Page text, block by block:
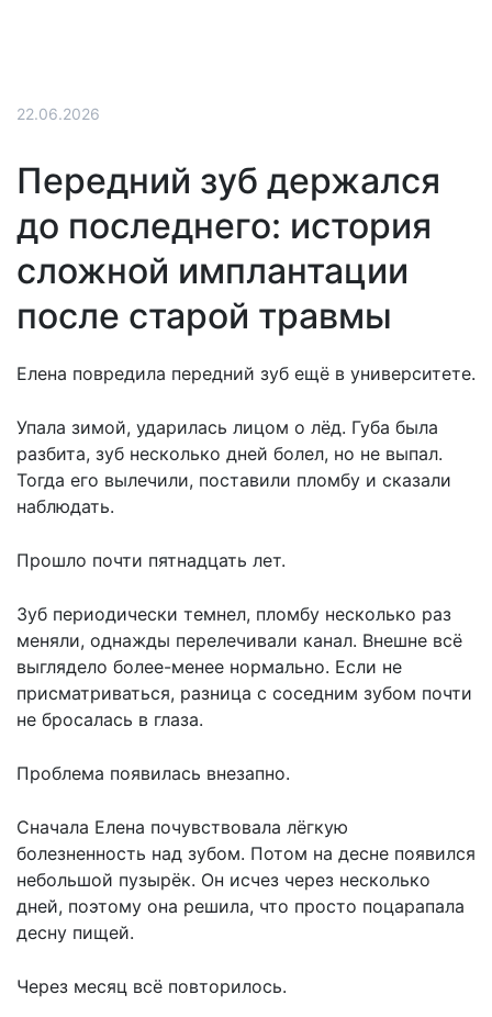
22.06.2026
Передний зуб держался
до последнего: история
сложной имплантации
после старой травмы
Елена повредила передний зуб ещё в университете.
Упала зимой, ударилась лицом о лёд. Губа была
разбита, зуб несколько дней болел, но не выпал.
Тогда его вылечили, поставили пломбу и сказали
наблюдать.
Прошло почти пятнадцать лет.
Зуб периодически темнел, пломбу несколько раз
меняли, однажды перелечивали канал. Внешне всё
выглядело более-менее нормально. Если не
присматриваться, разница с соседним зубом почти
не бросалась в глаза.
Проблема появилась внезапно.
Сначала Елена почувствовала лёгкую
болезненность над зубом. Потом на десне появился
небольшой пузырёк. Он исчез через несколько
дней, поэтому она решила, что просто поцарапала
десну пищей.
Через месяц всё повторилось.